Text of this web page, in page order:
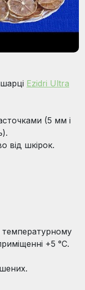
Ezidri Ultra
(5 мм і
від шкірок.
+5 °C.